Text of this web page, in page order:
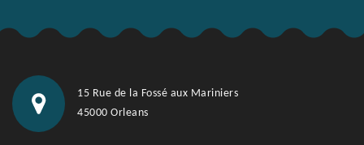
15 Rue de la Fossé aux Mariniers
45000 Orleans